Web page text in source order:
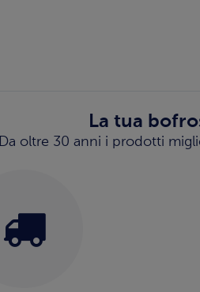
La tua
Da oltre 30 anni i prodotti